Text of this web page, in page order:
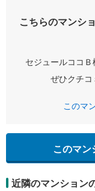
こちらのマンシ
セジュールココＢ
ぜひクチコ
このマ
このマン
近隣のマンション